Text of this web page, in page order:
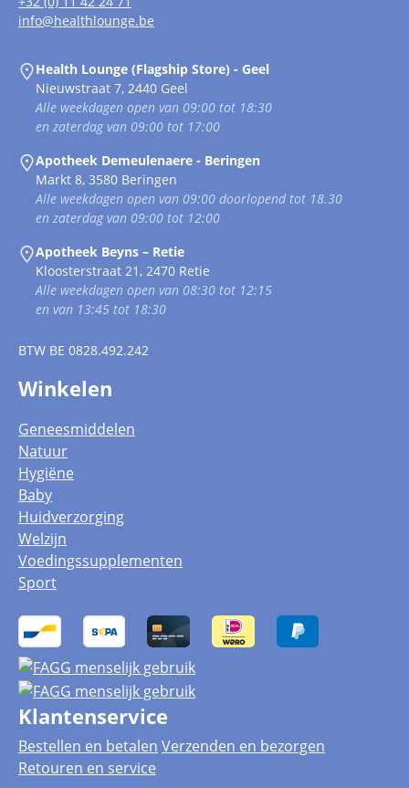
info@healthlounge.be
Health Lounge (Flagship Store) - Geel
Nieuwstraat 7, 2440 Geel
Alle weekdagen open van 09:00 tot 18:30
en zaterdag van 09:00 tot 17:00
Apotheek Demeulenaere - Beringen
Markt 8, 3580 Beringen
Alle weekdagen open van 09:00 doorlopend tot 18.30
en zaterdag van 09:00 tot 12:00
Apotheek Beyns – Retie
Kloosterstraat 21, 2470 Retie
Alle weekdagen open van 08:30 tot 12:15
en van 13:45 tot 18:30
BTW BE 0828.492.242
Winkelen
Geneesmiddelen
Natuur
Hygiëne
Baby
Huidverzorging
Welzijn
Voedingssupplementen
Sport
Klantenservice
Bestellen en betalen Verzenden en bezorgen
Retouren en service